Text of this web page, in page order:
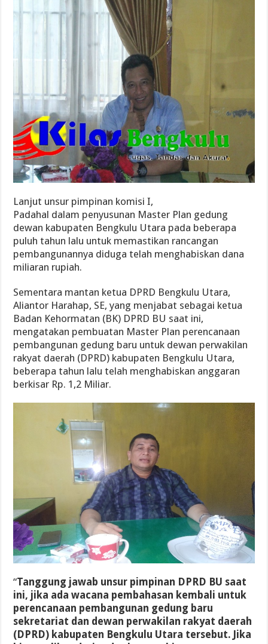
Lanjut unsur pimpinan komisi I,
Padahal dalam penyusunan Master Plan gedung
dewan kabupaten Bengkulu Utara pada beberapa
puluh tahun lalu untuk memastikan rancangan
pembangunannya diduga telah menghabiskan dana
miliaran rupiah.
Sementara mantan ketua DPRD Bengkulu Utara,
Aliantor Harahap, SE, yang menjabat sebagai ketua
Badan Kehormatan (BK) DPRD BU saat ini,
mengatakan pembuatan Master Plan perencanaan
pembangunan gedung baru untuk dewan perwakilan
rakyat daerah (DPRD) kabupaten Bengkulu Utara,
beberapa tahun lalu telah menghabiskan anggaran
berkisar Rp. 1,2 Miliar.
“Tanggung jawab unsur pimpinan DPRD BU saat
ini, jika ada wacana pembahasan kembali untuk
perencanaan pembangunan gedung baru
sekretariat dan dewan perwakilan rakyat daerah
(DPRD) kabupaten Bengkulu Utara tersebut. Jika